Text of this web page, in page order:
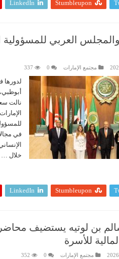
Stumbleupon
LinkedIn
والمجلس العربي للمسؤولية
مجتمع الإمارات 0
337
لدورها
نالت
في
خلال …
Stumbleupon
LinkedIn
بن لوتيه يستضيف
للأسرة
مجتمع الإمارات 0
352